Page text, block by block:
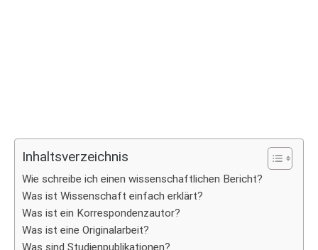
Inhaltsverzeichnis
Wie schreibe ich einen wissenschaftlichen Bericht?
Was ist Wissenschaft einfach erklärt?
Was ist ein Korrespondenzautor?
Was ist eine Originalarbeit?
Was sind Studienpublikationen?